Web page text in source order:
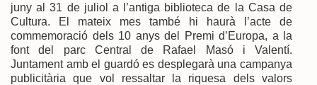
juny al 31 de juliol a l’antiga biblioteca de la Casa de
Cultura. El mateix mes també hi haurà l’acte de
commemoració dels 10 anys del Premi d’Europa, a la
font del parc Central de Rafael Masó i Valentí.
Juntament amb el guardó es desplegarà una campanya
publicitària que vol ressaltar la riquesa dels valors